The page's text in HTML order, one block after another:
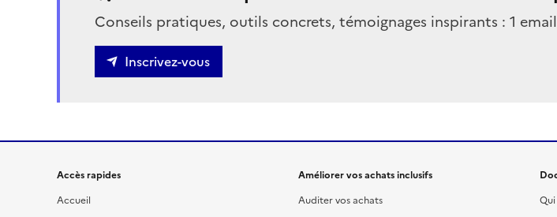
Conseils pratiques, outils concrets, témoignages inspirants : 1
Inscrivez-vous
Accès rapides
Accueil
Améliorer vos achats inclusifs
Auditer vos achats